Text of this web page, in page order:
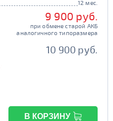
12 мес.
9 900 руб.
при обмене старой АКБ
аналогичного типоразмера
10 900 руб.
В КОРЗИНУ